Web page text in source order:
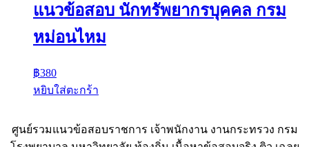
แนวข้อสอบ นักทรัพยากรบุคคล กรม
หม่อนไหม
฿380
หยิบใส่ตะกร้า
ศูนย์รวมแนวข้อสอบราชการ เจ้าพนักงาน งานกระทรวง กรม